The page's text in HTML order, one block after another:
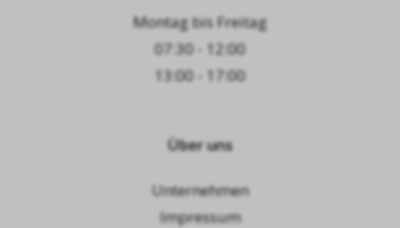
Montag bis Freitag
07:30 - 12:00
13:00 - 17:00
Über uns
Unternehmen
Impressum